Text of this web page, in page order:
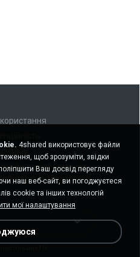
інформацію
інформацією
4shared використовує файли
щоб зрозуміти, звідки
Ваш досвід перегляду
наш веб-сайт, ви погоджуєтеся
cookie та інших технологій
мої налаштування